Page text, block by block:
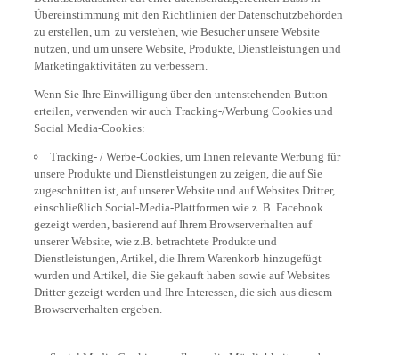
Übereinstimmung mit den Richtlinien der Datenschutzbehörden
zu erstellen, um zu verstehen, wie Besucher unsere Website
nutzen, und um unsere Website, Produkte, Dienstleistungen und
Marketingaktivitäten zu verbessern.
Wenn Sie Ihre Einwilligung über den untenstehenden Button
erteilen, verwenden wir auch Tracking-/Werbung Cookies und
Social Media-Cookies:
Tracking- / Werbe-Cookies, um Ihnen relevante Werbung für
unsere Produkte und Dienstleistungen zu zeigen, die auf Sie
zugeschnitten ist, auf unserer Website und auf Websites Dritter,
einschließlich Social-Media-Plattformen wie z. B. Facebook
gezeigt werden, basierend auf Ihrem Browserverhalten auf
unserer Website, wie z.B. betrachtete Produkte und
Dienstleistungen, Artikel, die Ihrem Warenkorb hinzugefügt
wurden und Artikel, die Sie gekauft haben sowie auf Websites
Dritter gezeigt werden und Ihre Interessen, die sich aus diesem
Browserverhalten ergeben.
Social Media-Cookies, um Ihnen die Möglichkeit zu geben,